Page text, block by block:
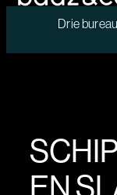
Drie
EN